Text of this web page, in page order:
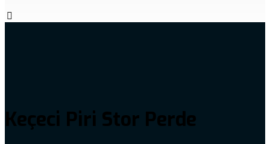
Keçeci Piri Stor Perde